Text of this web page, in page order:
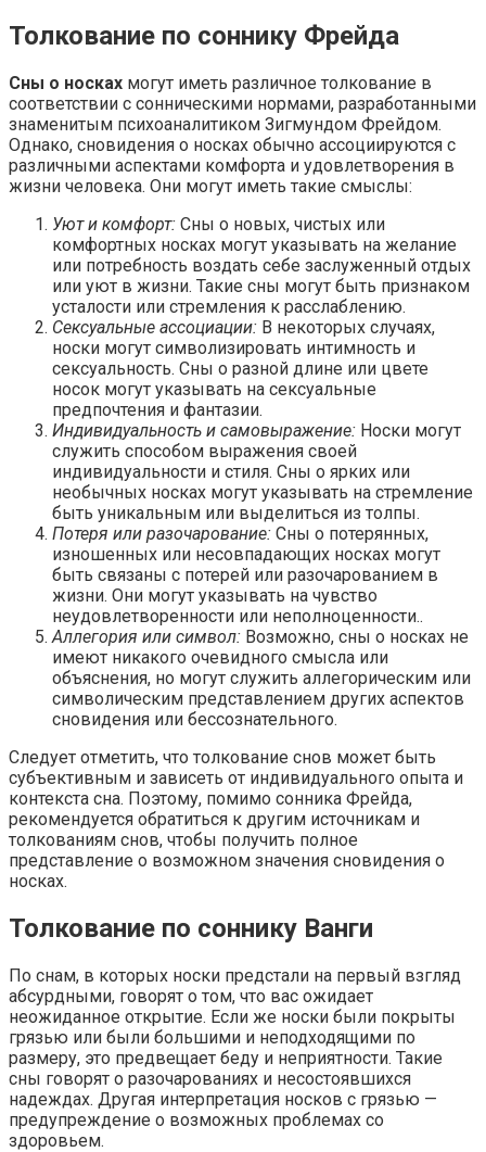
Толкование по соннику Фрейда
Сны о носках могут иметь различное толкование в
соответствии с сонническими нормами, разработанными
знаменитым психоаналитиком Зигмундом Фрейдом.
Однако, сновидения о носках обычно ассоциируются с
различными аспектами комфорта и удовлетворения в
жизни человека. Они могут иметь такие смыслы:
Уют и комфорт: Сны о новых, чистых или
комфортных носках могут указывать на желание
или потребность воздать себе заслуженный отдых
или уют в жизни. Такие сны могут быть признаком
усталости или стремления к расслаблению.
Сексуальные ассоциации: В некоторых случаях,
носки могут символизировать интимность и
сексуальность. Сны о разной длине или цвете
носок могут указывать на сексуальные
предпочтения и фантазии.
Индивидуальность и самовыражение: Носки могут
служить способом выражения своей
индивидуальности и стиля. Сны о ярких или
необычных носках могут указывать на стремление
быть уникальным или выделиться из толпы.
Потеря или разочарование: Сны о потерянных,
изношенных или несовпадающих носках могут
быть связаны с потерей или разочарованием в
жизни. Они могут указывать на чувство
неудовлетворенности или неполноценности..
Аллегория или символ: Возможно, сны о носках не
имеют никакого очевидного смысла или
объяснения, но могут служить аллегорическим или
символическим представлением других аспектов
сновидения или бессознательного.
Следует отметить, что толкование снов может быть
субъективным и зависеть от индивидуального опыта и
контекста сна. Поэтому, помимо сонника Фрейда,
рекомендуется обратиться к другим источникам и
толкованиям снов, чтобы получить полное
представление о возможном значения сновидения о
носках.
Толкование по соннику Ванги
По снам, в которых носки предстали на первый взгляд
абсурдными, говорят о том, что вас ожидает
неожиданное открытие. Если же носки были покрыты
грязью или были большими и неподходящими по
размеру, это предвещает беду и неприятности. Такие
сны говорят о разочарованиях и несостоявшихся
надеждах. Другая интерпретация носков с грязью —
предупреждение о возможных проблемах со
здоровьем.